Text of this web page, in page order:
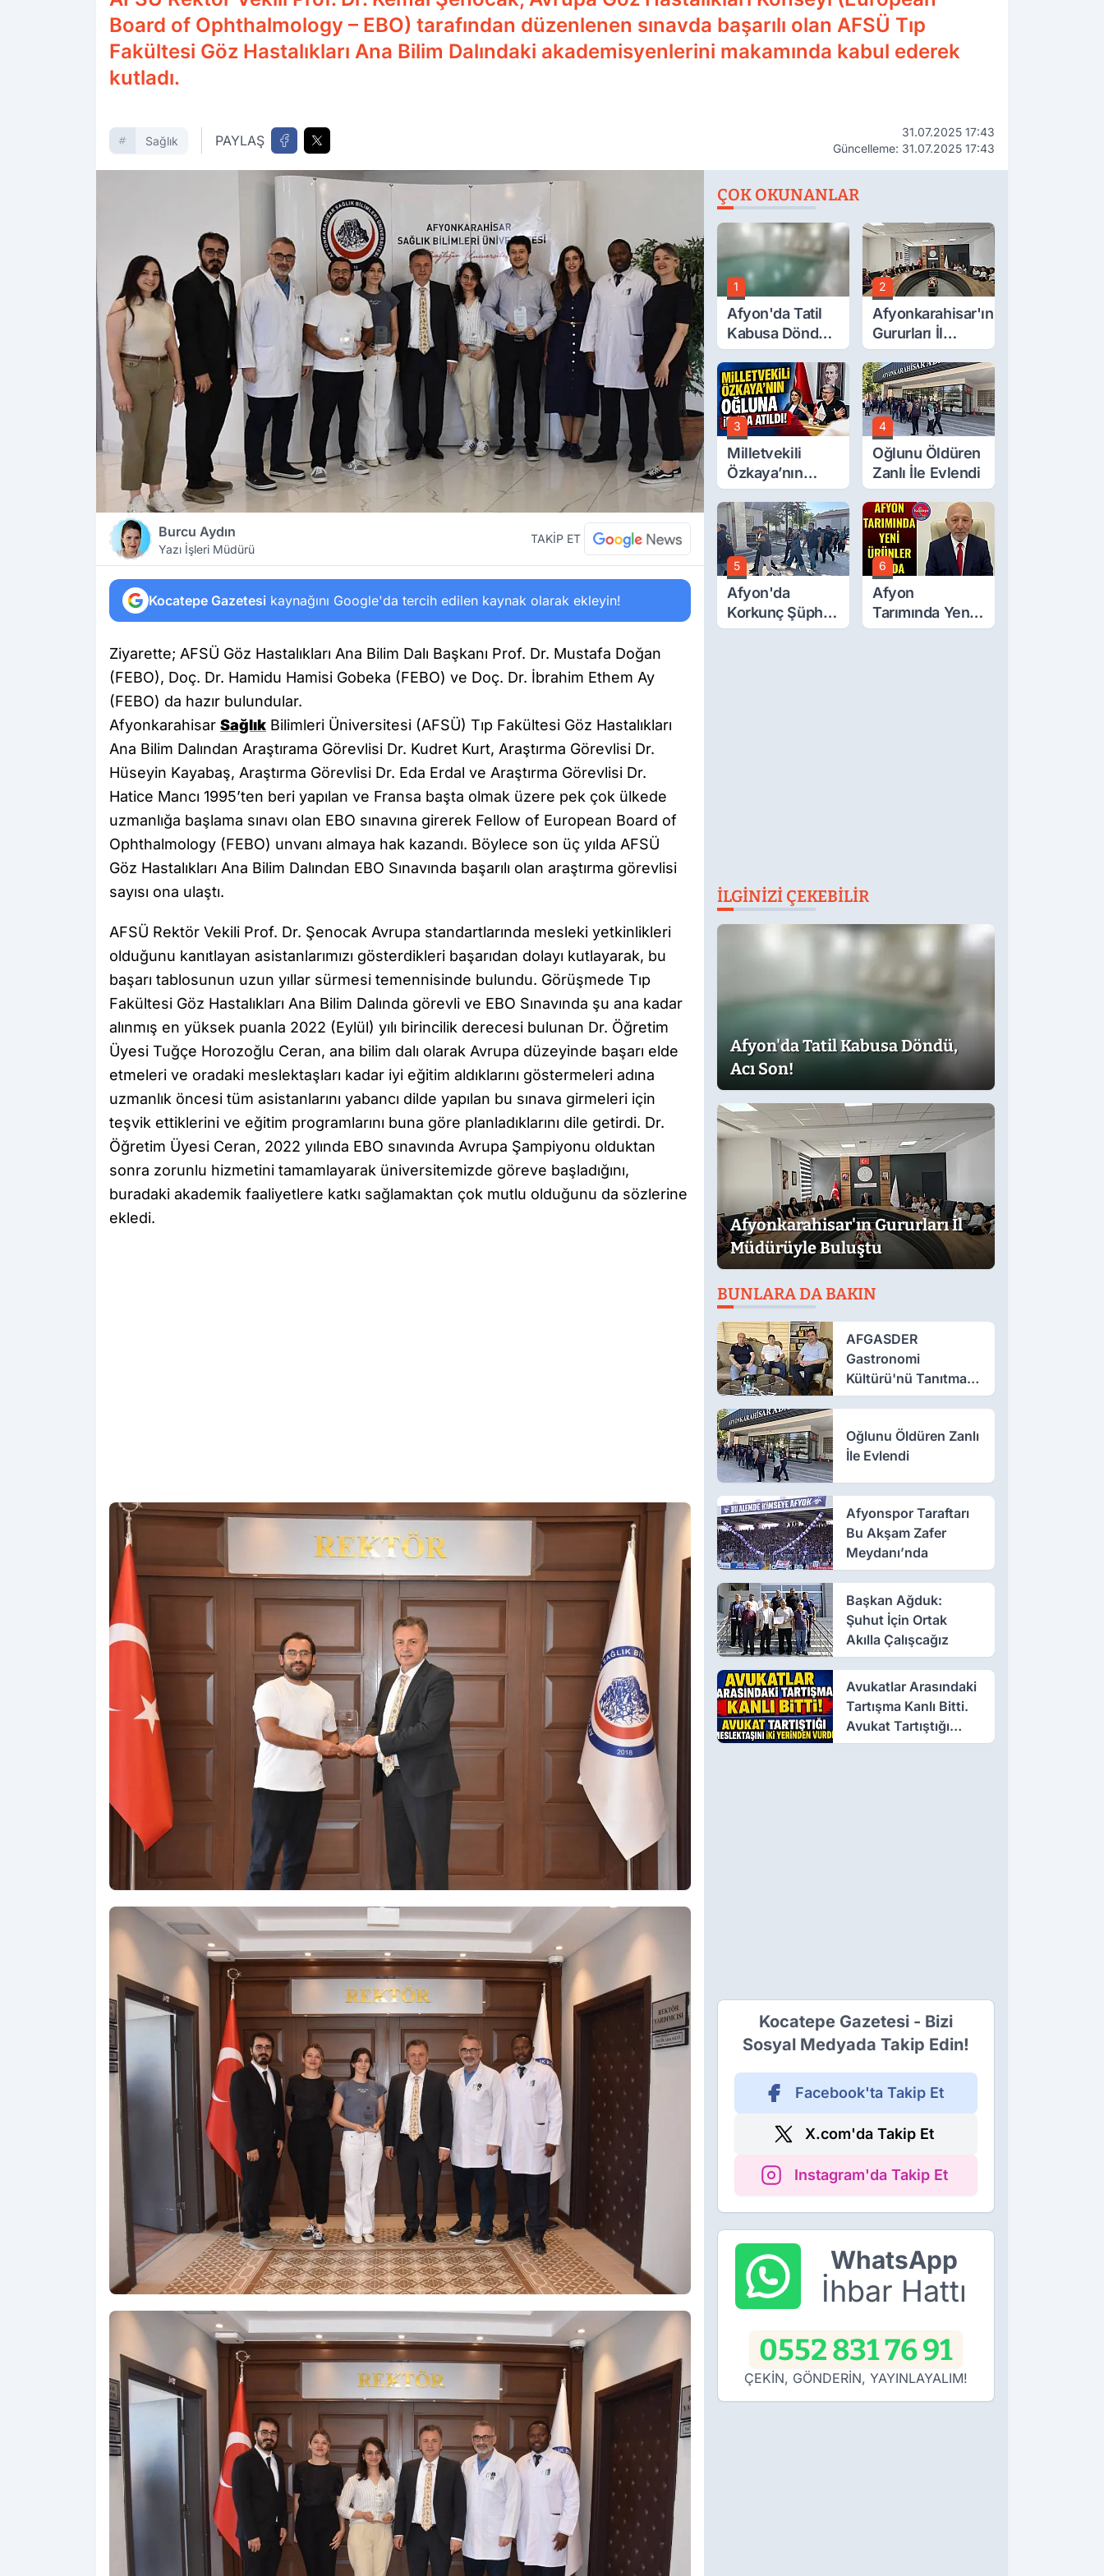
Board of Ophthalmology – EBO) tarafından düzenlenen sınavda başarılı olan AFSÜ Tıp
Fakültesi Göz Hastalıkları Ana Bilim Dalındaki akademisyenlerini makamında kabul ederek
kutladı.
Sağlık PAYLAŞ
31.07.2025 17:43
Güncelleme: 31.07.2025 17:43
Burcu Aydın
Yazı İşleri Müdürü
TAKİP ET
Kocatepe Gazetesi kaynağını Google'da tercih edilen kaynak olarak ekleyin!
Ziyarette; AFSÜ Göz Hastalıkları Ana Bilim Dalı Başkanı Prof. Dr. Mustafa Doğan
(FEBO), Doç. Dr. Hamidu Hamisi Gobeka (FEBO) ve Doç. Dr. İbrahim Ethem Ay
(FEBO) da hazır bulundular.
Afyonkarahisar Sağlık Bilimleri Üniversitesi (AFSÜ) Tıp Fakültesi Göz Hastalıkları
Ana Bilim Dalından Araştırama Görevlisi Dr. Kudret Kurt, Araştırma Görevlisi Dr.
Hüseyin Kayabaş, Araştırma Görevlisi Dr. Eda Erdal ve Araştırma Görevlisi Dr.
Hatice Mancı 1995’ten beri yapılan ve Fransa başta olmak üzere pek çok ülkede
uzmanlığa başlama sınavı olan EBO sınavına girerek Fellow of European Board of
Ophthalmology (FEBO) unvanı almaya hak kazandı. Böylece son üç yılda AFSÜ
Göz Hastalıkları Ana Bilim Dalından EBO Sınavında başarılı olan araştırma görevlisi
sayısı ona ulaştı.
AFSÜ Rektör Vekili Prof. Dr. Şenocak Avrupa standartlarında mesleki yetkinlikleri
olduğunu kanıtlayan asistanlarımızı gösterdikleri başarıdan dolayı kutlayarak, bu
başarı tablosunun uzun yıllar sürmesi temennisinde bulundu. Görüşmede Tıp
Fakültesi Göz Hastalıkları Ana Bilim Dalında görevli ve EBO Sınavında şu ana kadar
alınmış en yüksek puanla 2022 (Eylül) yılı birincilik derecesi bulunan Dr. Öğretim
Üyesi Tuğçe Horozoğlu Ceran, ana bilim dalı olarak Avrupa düzeyinde başarı elde
etmeleri ve oradaki meslektaşları kadar iyi eğitim aldıklarını göstermeleri adına
uzmanlık öncesi tüm asistanlarını yabancı dilde yapılan bu sınava girmeleri için
teşvik ettiklerini ve eğitim programlarını buna göre planladıklarını dile getirdi. Dr.
Öğretim Üyesi Ceran, 2022 yılında EBO sınavında Avrupa Şampiyonu olduktan
sonra zorunlu hizmetini tamamlayarak üniversitemizde göreve başladığını,
buradaki akademik faaliyetlere katkı sağlamaktan çok mutlu olduğunu da sözlerine
ekledi.
ÇOK OKUNANLAR
1
Afyon'da Tatil
Kabusa Döndü,
Acı Son!
2
Afyonkarahisar'ın
Gururları İl
Müdürüyle
Buluştu
3
Milletvekili
Özkaya’nın
Oğluna İftira
Atıldı
4
Oğlunu Öldüren
Zanlı İle Evlendi
5
Afyon'da
Korkunç Şüphe!
Düştü Mü,
6
Afyon
Tarımında Yeni
Ürünler Yolda
İLGINIZI ÇEKEBILIR
Afyon'da Tatil Kabusa Döndü,
Acı Son!
Afyonkarahisar'ın Gururları İl
Müdürüyle Buluştu
BUNLARA DA BAKIN
AFGASDER
Gastronomi
Kültürü'nü Tanıtmak
İçin Çalışıyor
Oğlunu Öldüren Zanlı
İle Evlendi
Afyonspor Taraftarı
Bu Akşam Zafer
Meydanı’nda
Başkan Ağduk:
Şuhut İçin Ortak
Akılla Çalışcağız
Avukatlar Arasındaki
Tartışma Kanlı Bitti.
Avukat Tartıştığı
Meslektaşını İki
Kocatepe Gazetesi - Bizi
Sosyal Medyada Takip Edin!
Facebook'ta Takip Et
X.com'da Takip Et
Instagram'da Takip Et
WhatsApp
İhbar Hattı
0552 831 76 91
ÇEKİN, GÖNDERİN, YAYINLAYALIM!